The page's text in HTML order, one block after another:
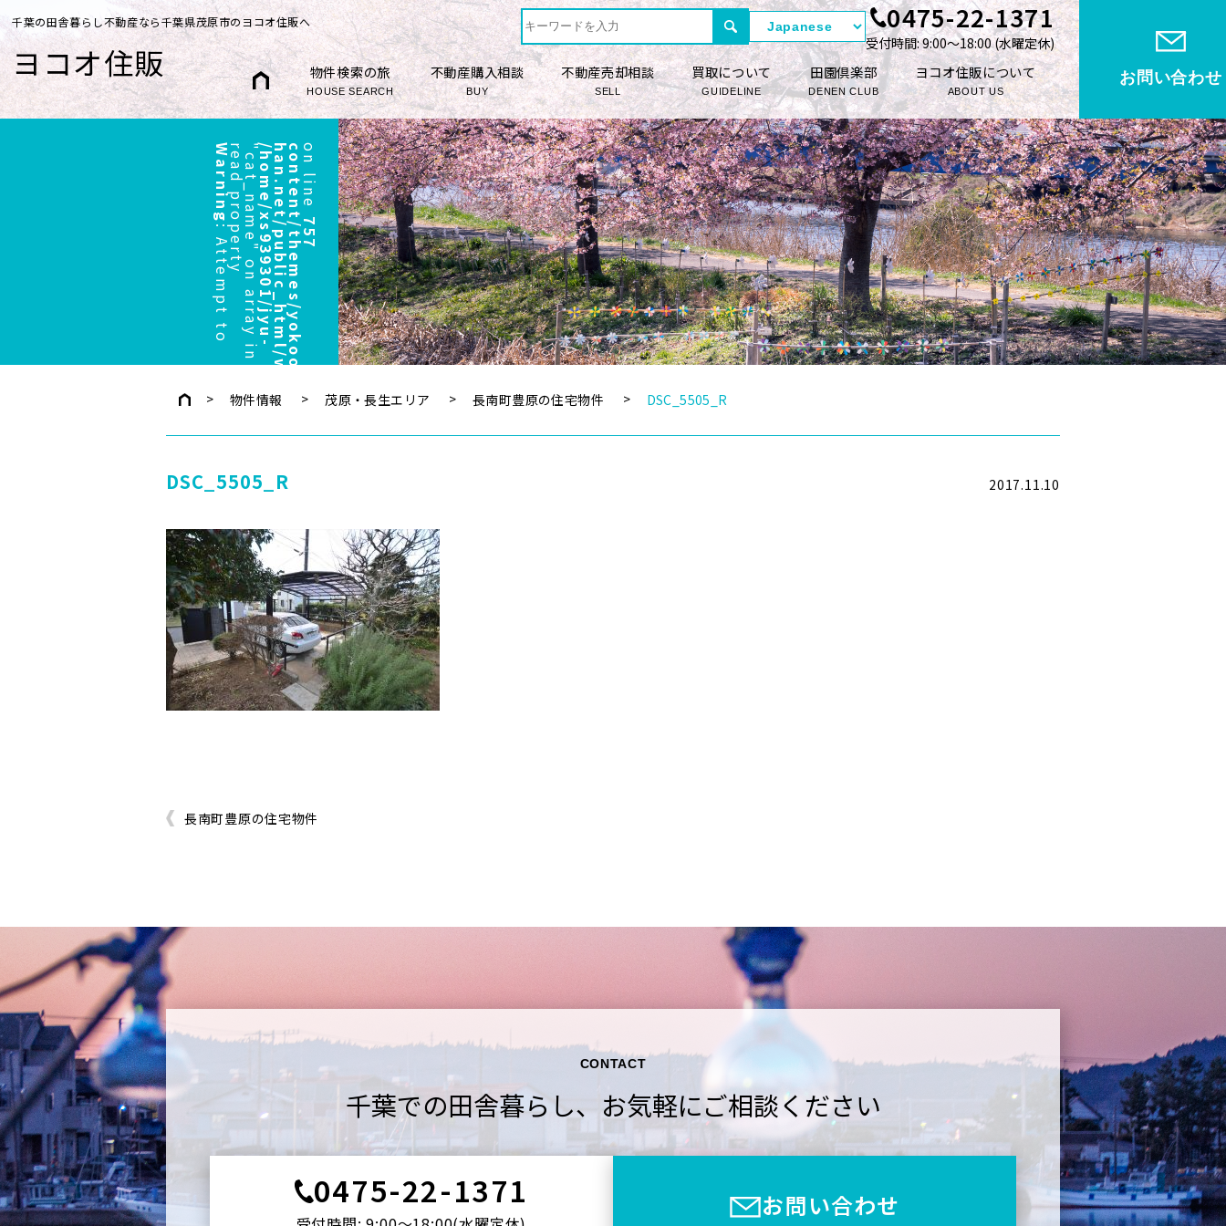
千葉の田舎暮らし不動産なら千葉県茂原市のヨコオ住販へ
ヨコオ住販
0475-22-1371
受付時間: 9:00〜18:00 (⽔曜定休)
物件検索の旅
HOUSE SEARCH
不動産購入相談
BUY
不動産売却相談
SELL
買取について
GUIDELINE
田園倶楽部
DENEN CLUB
ヨコオ住販について
ABOUT US
お問い合わせ
Warning
:
A
t
t
e
m
p
t
t
o
r
e
a
d
p
r
o
p
e
r
t
y
"
c
a
t
_
n
a
m
e
"
o
n
a
r
r
a
y
i
n/
h
o
m
e
/
x
s
9
3
9
3
0
1
/
j
y
u
-
h
a
n
.
n
e
t
/
p
u
b
l
i
c
_
h
t
m
l
/
w
p
/
w
p
-
c
o
n
t
e
n
t
/
t
h
e
m
e
s
/
y
o
k
o
o
/
h
e
a
d
e
r
.
p
hpon line
757
物件情報 茂原・長生エリア 長南町豊原の住宅物件 DSC_5505_R
DSC_5505_R 2017.11.10
長南町豊原の住宅物件
CONTACT
千葉での田舎暮らし、 お気軽にご相談ください
0475-22-1371 お問い合わせ